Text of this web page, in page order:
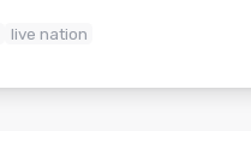
live nation